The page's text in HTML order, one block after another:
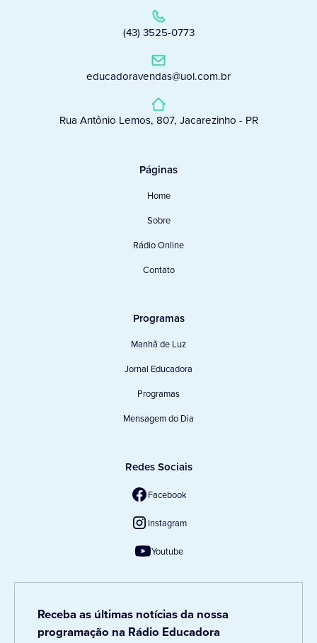
(43) 3525-0773
educadoravendas@uol.com.br
Rua Antônio Lemos, 807, Jacarezinho - PR
Páginas
Home
Sobre
Rádio Online
Contato
Programas
Manhã de Luz
Jornal Educadora
Programas
Mensagem do Dia
Redes Sociais
Facebook
Instagram
Youtube
Receba as últimas notícias da nossa
programação na Rádio Educadora